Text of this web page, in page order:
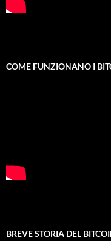
COME FUNZIONANO I
BREVE STORIA DEL